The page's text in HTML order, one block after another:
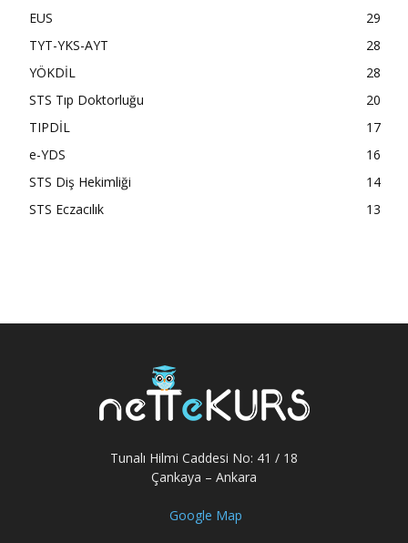
EUS
29
TYT-YKS-AYT
28
YÖKDİL
28
STS Tıp Doktorluğu
20
TIPDİL
17
e-YDS
16
STS Diş Hekimliği
14
STS Eczacılık
13
Tunalı Hilmi Caddesi No: 41 / 18
Çankaya – Ankara
Google Map